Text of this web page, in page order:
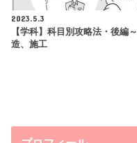
2023.5.3
【学科】科目別攻略法・後編
造、施工